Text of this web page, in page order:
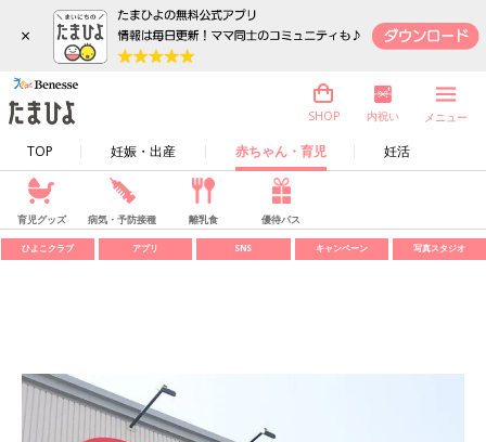
×
TOP 妊娠・出産 赤ちゃん・育児 妊活
SHOP 内祝い メニュー
育児グッズ 病気・予防接種 離乳食 優待パス
ひよこクラブ アプリ SNS キャンペーン 写真スタジオ